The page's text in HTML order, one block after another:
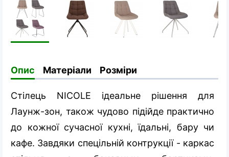
Опис Матеріали Розміри
Стілець NICOLE ідеальне рішення для
Лаунж-зон, також чудово підійде практично
до кожної сучасної кухні, їдальні, бару чи
кафе. Завдяки спецільній контрукції - каркас